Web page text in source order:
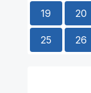
19 20
25 26